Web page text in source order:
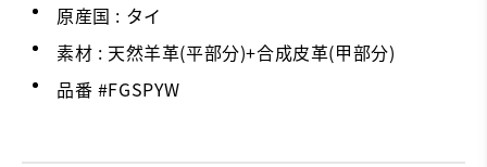
原産国 : タイ
素材 : 天然羊革(平部分)+合成皮革(甲部分)
品番 #FGSPYW